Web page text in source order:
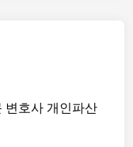
변호사 개인파산